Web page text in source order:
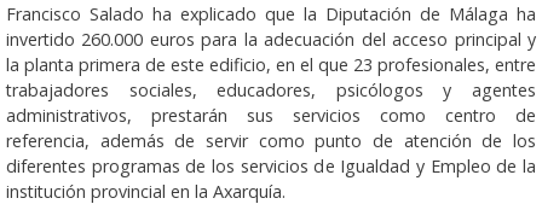
Francisco Salado ha explicado que la Diputación de Málaga ha
invertido 260.000 euros para la adecuación del acceso principal y
la planta primera de este edificio, en el que 23 profesionales, entre
trabajadores sociales, educadores, psicólogos y agentes
administrativos, prestarán sus servicios como centro de
referencia, además de servir como punto de atención de los
diferentes programas de los servicios de Igualdad y Empleo de la
institución provincial en la Axarquía.